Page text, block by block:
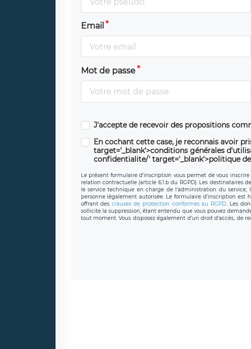
Email
Mot de passe
J'accepte de recevoir des propositions
En cochant cette case, je reconnais avoir
target='_blank'>conditions générales
confidentialite/' target='_blank'>politique
Le présent formulaire d’inscription vous permet de vous
relation contractuelle (article 6.1.b du RGPD). Les destinataires
le service technique en charge de l’administration du
personne légalement autorisée. Le formulaire d’inscription
offrant des clauses de protection conformes au RGPD. Les
sollicite la suppression, étant entendu que vous pouvez
tout moment. Vous disposez également d’un droit d’accès,
caractère personnel, ainsi que d’un droit à la portabilité de
protection des données de LÉGAVOX qui exerce au siège
joignable à l’adresse mail :